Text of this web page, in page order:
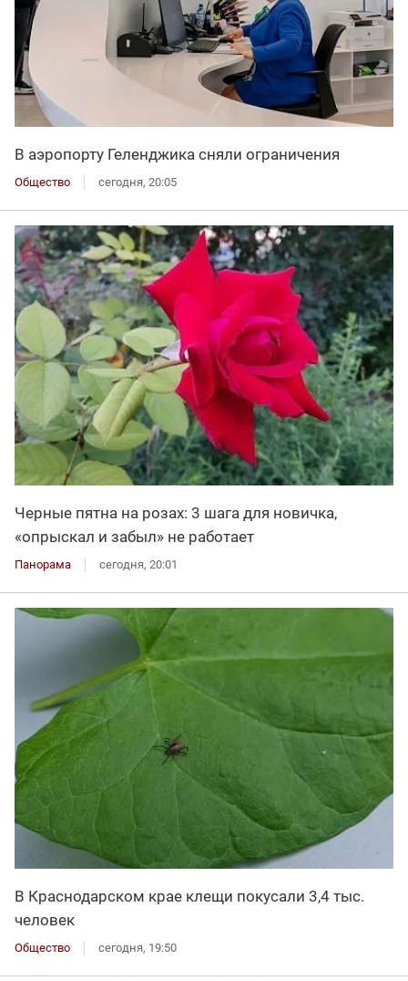
В аэропорту Геленджика сняли ограничения
Общество сегодня, 20:05
Черные пятна на розах: 3 шага для новичка,
«опрыскал и забыл» не работает
Панорама сегодня, 20:01
В Краснодарском крае клещи покусали 3,4 тыс.
человек
Общество сегодня, 19:50